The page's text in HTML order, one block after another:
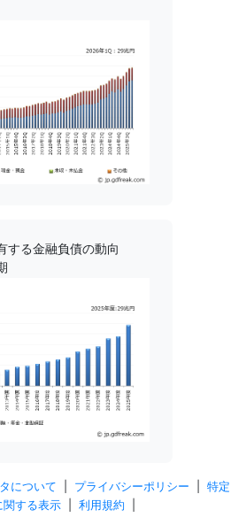
する金融負債の動向
について プライバシーポリシー
特定
関する表示| 利用規約